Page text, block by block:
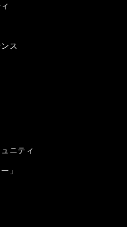
ス
ニティ
」